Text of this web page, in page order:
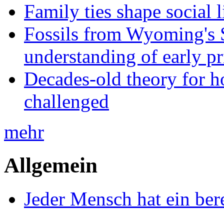
Family ties shape social
Fossils from Wyoming's
understanding of early
Decades-old theory for
challenged
mehr
Allgemein
Jeder Mensch hat ein